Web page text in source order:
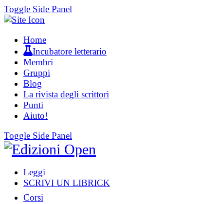
Toggle Side Panel
Home
Incubatore letterario
Membri
Gruppi
Blog
La rivista degli scrittori
Punti
Aiuto!
Toggle Side Panel
Leggi
SCRIVI UN LIBRICK
Corsi